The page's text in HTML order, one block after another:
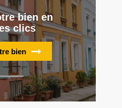
bien en
clics
bien